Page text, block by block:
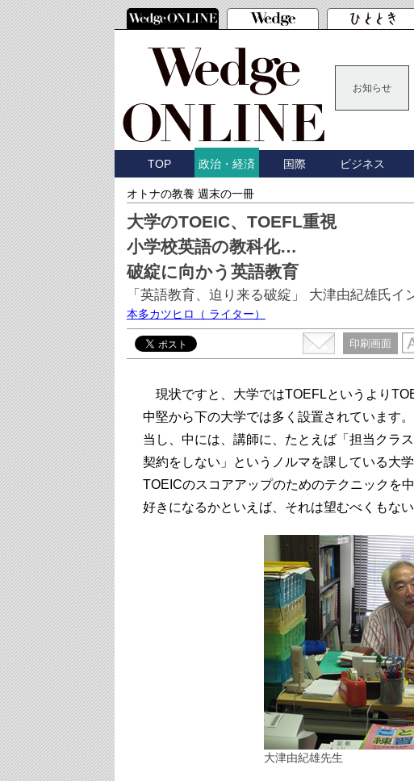
お知らせ
TOP 政治・経済 国際 ビジネス
オトナの教養 週末の一冊
大学のTOEIC、TOEFL重視
小学校英語の教科化…
破綻に向かう英語教育
「英語教育、迫り来る破綻」 大津由紀雄氏イ
本多カツヒロ （ ライター）
印刷画面
現状ですと、大学ではTOEFLというより
中堅から下の大学では多く設置されています
当し、中には、講師に、たとえば「担当クラ
契約をしない」というノルマを課している大
TOEICのスコアアップのためのテクニックを
好きになるかといえば、それは望むべくもない
大津由紀雄先生